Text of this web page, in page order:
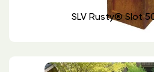
SLV Rusty® Slot